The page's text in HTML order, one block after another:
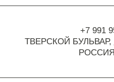
+7 991
ТВЕРСКОЙ БУЛЬВАР,